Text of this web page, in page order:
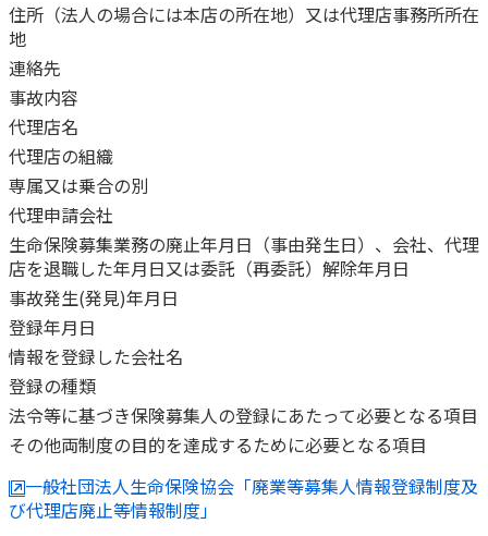
住所（法人の場合には本店の所在地）又は代理店事務所所在
地
連絡先
事故内容
代理店名
代理店の組織
専属又は乗合の別
代理申請会社
生命保険募集業務の廃止年月日（事由発生日）、会社、代理
店を退職した年月日又は委託（再委託）解除年月日
事故発生(発見)年月日
登録年月日
情報を登録した会社名
登録の種類
法令等に基づき保険募集人の登録にあたって必要となる項目
その他両制度の目的を達成するために必要となる項目
一般社団法人生命保険協会「廃業等募集人情報登録制度及
び代理店廃止等情報制度」